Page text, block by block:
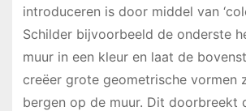
introduceren is door middel van
Schilder bijvoorbeeld de onderste
muur in een kleur en laat de
creëer grote geometrische vormen
bergen op de muur. Dit doorbreekt